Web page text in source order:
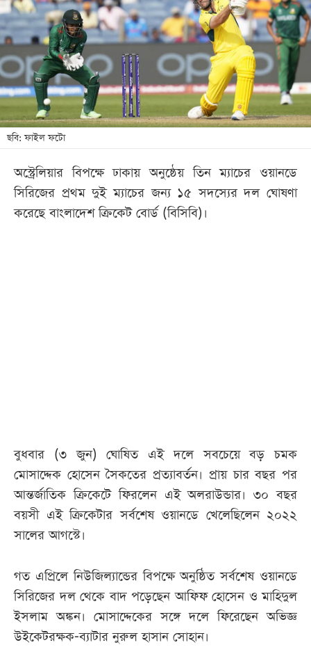
খেলা
বিনোদন
লাইফ
স্টাইল
শিক্ষা
তথ্যপ্রযুক্তি
বিভাগ
ছবি
ছবি: ফাইল ফটো
অস্ট্রেলিয়ার বিপক্ষে ঢাকায় অনুষ্ঠেয় তিন ম্যাচের ওয়ানডে
সিরিজের প্রথম দুই ম্যাচের জন্য ১৫ সদস্যের দল ঘোষণা
করেছে বাংলাদেশ ক্রিকেট বোর্ড (বিসিবি)।
বুধবার (৩ জুন) ঘোষিত এই দলে সবচেয়ে বড় চমক
মোসাদ্দেক হোসেন সৈকতের প্রত্যাবর্তন। প্রায় চার বছর পর
আন্তর্জাতিক ক্রিকেটে ফিরলেন এই অলরাউন্ডার। ৩০ বছর
বয়সী এই ক্রিকেটার সর্বশেষ ওয়ানডে খেলেছিলেন ২০২২
সালের আগস্টে।
গত এপ্রিলে নিউজিল্যান্ডের বিপক্ষে অনুষ্ঠিত সর্বশেষ ওয়ানডে
সিরিজের দল থেকে বাদ পড়েছেন আফিফ হোসেন ও মাহিদুল
ইসলাম অঙ্কন। মোসাদ্দেকের সঙ্গে দলে ফিরেছেন অভিজ্ঞ
উইকেটরক্ষক-ব্যাটার নুরুল হাসান সোহান।